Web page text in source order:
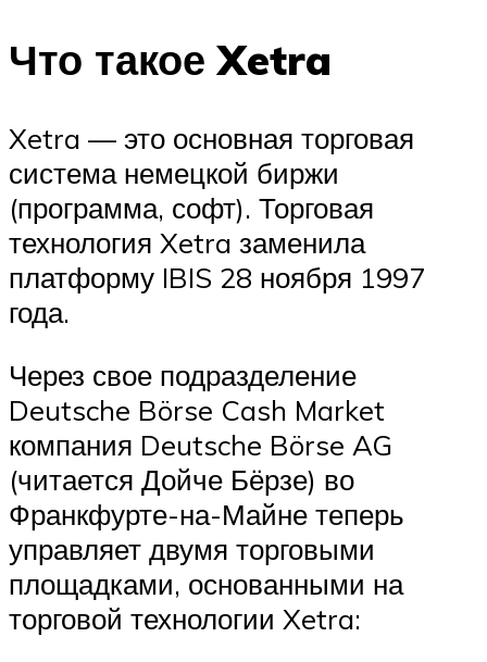
Что такое Xetra
Xetra — это основная торговая
система немецкой биржи
(программа, софт). Торговая
технология Xetra заменила
платформу IBIS 28 ноября 1997
года.
Через свое подразделение
Deutsche Börse Cash Market
компания Deutsche Börse AG
(читается Дойче Бёрзе) во
Франкфурте-на-Майне теперь
управляет двумя торговыми
площадками, основанными на
торговой технологии Xetra: